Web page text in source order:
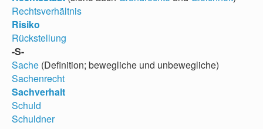
Rechtsverhältnis
Risiko
Rückstellung
-S-
Sache (Definition; bewegliche und unbewegliche)
Sachenrecht
Sachverhalt
Schuld
Schuldner